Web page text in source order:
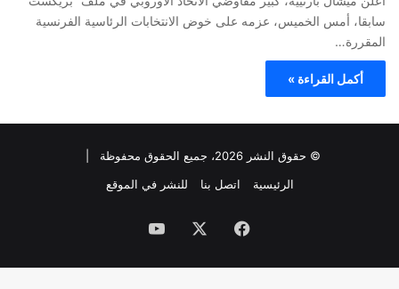
سابقا، أمس الخميس، عزمه على خوض الانتخابات الرئاسية الفرنسية
المقررة…
أكمل القراءة »
© حقوق النشر 2026، جميع الحقوق محفوظة |
الرئيسية
اتصل بنا للنشر في الموقع
فيسبوك